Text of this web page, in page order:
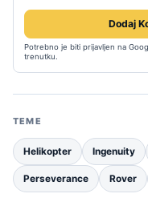
Dodaj
Potrebno je biti prijavljen na
trenutku.
TEME
Helikopter Ingenuity
Perseverance Rover